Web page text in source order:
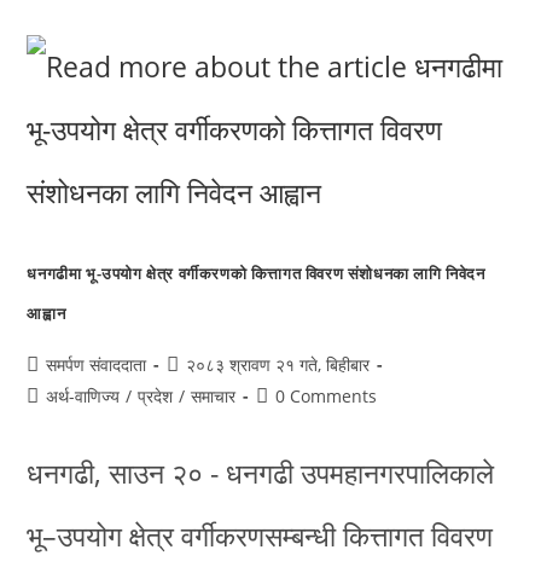
धनगढीमा भू-उपयोग क्षेत्र वर्गीकरणको कित्तागत विवरण संशोधनका लागि निवेदन
आह्वान
समर्पण संवाददाता
२०८३ श्रावण २१ गते, बिहीबार
अर्थ-वाणिज्य / प्रदेश / समाचार 0 Comments
धनगढी, साउन २० - धनगढी उपमहानगरपालिकाले
भू–उपयोग क्षेत्र वर्गीकरणसम्बन्धी कित्तागत विवरण